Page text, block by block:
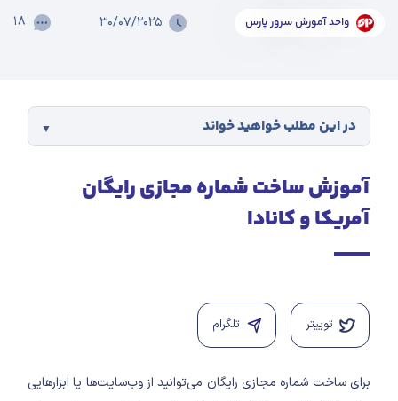
واحد آموزش سرور پارس ۳۰/۰۷/۲۰۲۵ ۱۸
در این مطلب خواهید خواند
آموزش ساخت شماره مجازی رایگان
آمریکا و کانادا
توییتر تلگرام
برای ساخت شماره مجازی رایگان می‌توانید از وب‌سایت‌ها یا ابزارهایی